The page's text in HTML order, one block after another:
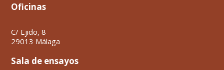
Oficinas
C/ Ejido, 8
29013 Málaga
Sala de ensayos